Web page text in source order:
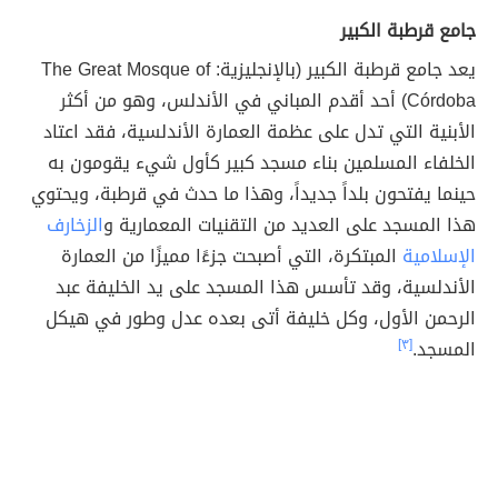
جامع قرطبة الكبير
يعد جامع قرطبة الكبير (بالإنجليزية: The Great Mosque of
Córdoba) أحد أقدم المباني في الأندلس، وهو من أكثر
الأبنية التي تدل على عظمة العمارة الأندلسية، فقد اعتاد
الخلفاء المسلمين بناء مسجد كبير كأول شيء يقومون به
حينما يفتحون بلداً جديداً، وهذا ما حدث في قرطبة، ويحتوي
هذا المسجد على العديد من التقنيات المعمارية والزخارف
الإسلامية المبتكرة، التي أصبحت جزءًا مميزًا من العمارة
الأندلسية، وقد تأسس هذا المسجد على يد الخليفة عبد
الرحمن الأول، وكل خليفة أتى بعده عدل وطور في هيكل
المسجد.[٣]